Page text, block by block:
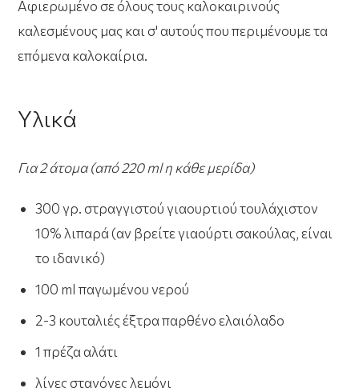
Αφιερωμένο σε όλους τους καλοκαιρινούς
καλεσμένους μας και σ' αυτούς που περιμένουμε τα
επόμενα καλοκαίρια.
Υλικά
Για 2 άτομα (από 220 ml η κάθε μερίδα)
300 γρ. στραγγιστού γιαουρτιού τουλάχιστον
10% λιπαρά (αν βρείτε γιαούρτι σακούλας, είναι
το ιδανικό)
100 ml παγωμένου νερού
2-3 κουταλιές έξτρα παρθένο ελαιόλαδο
1 πρέζα αλάτι
λίγες σταγόνες λεμόνι